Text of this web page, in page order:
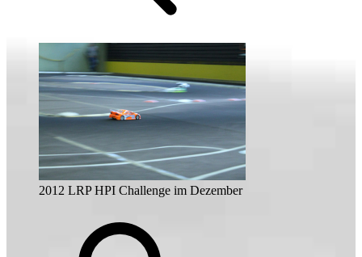
2012 LRP HPI Challenge im Dezember